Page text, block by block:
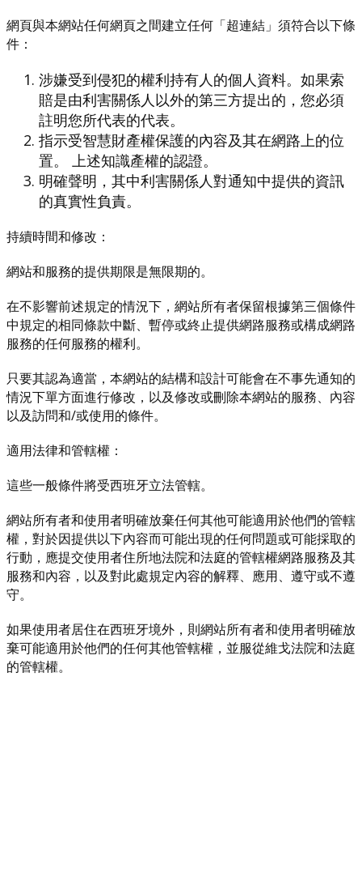
網頁與本網站任何網頁之間建立任何「超連結」須符合以下條
件：
涉嫌受到侵犯的權利持有人的個人資料。如果索
賠是由利害關係人以外的第三方提出的，您必須
註明您所代表的代表。
指示受智慧財產權保護的內容及其在網路上的位
置。 上述知識產權的認證。
明確聲明，其中利害關係人對通知中提供的資訊
的真實性負責。
持續時間和修改：
網站和服務的提供期限是無限期的。
在不影響前述規定的情況下，網站所有者保留根據第三個條件
中規定的相同條款中斷、暫停或終止提供網路服務或構成網路
服務的任何服務的權利。
只要其認為適當，本網站的結構和設計可能會在不事先通知的
情況下單方面進行修改，以及修改或刪除本網站的服務、內容
以及訪問和/或使用的條件。
適用法律和管轄權：
這些一般條件將受西班牙立法管轄。
網站所有者和使用者明確放棄任何其他可能適用於他們的管轄
權，對於因提供以下內容而可能出現的任何問題或可能採取的
行動，應提交使用者住所地法院和法庭的管轄權網路服務及其
服務和內容，以及對此處規定內容的解釋、應用、遵守或不遵
守。
如果使用者居住在西班牙境外，則網站所有者和使用者明確放
棄可能適用於他們的任何其他管轄權，並服從維戈法院和法庭
的管轄權。